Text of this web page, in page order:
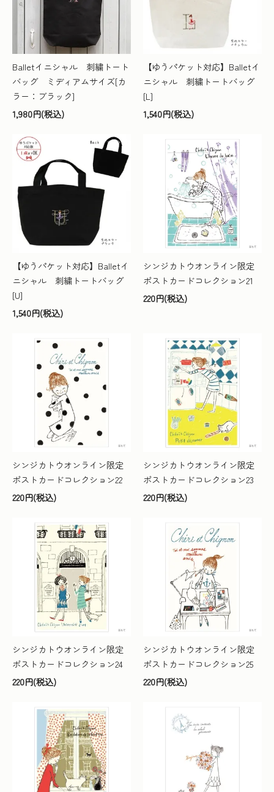
Balletイニシャル 刺繍トート
バッグ ミディアムサイズ[カ
ラー：ブラック]
1,980円(税込)
【ゆうパケット対応】Balletイ
ニシャル 刺繍トートバッグ
[L]
1,540円(税込)
【ゆうパケット対応】Balletイ
ニシャル 刺繍トートバッグ
[U]
1,540円(税込)
シンジカトウオンライン限定
ポストカードコレクション21
220円(税込)
シンジカトウオンライン限定
ポストカードコレクション22
220円(税込)
シンジカトウオンライン限定
ポストカードコレクション23
220円(税込)
シンジカトウオンライン限定
ポストカードコレクション24
220円(税込)
シンジカトウオンライン限定
ポストカードコレクション25
220円(税込)